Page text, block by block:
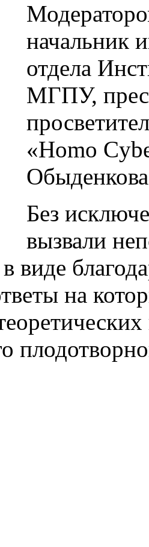
начальник
отдела
МГПУ,
«Homo
Без
вызвали
виде
на